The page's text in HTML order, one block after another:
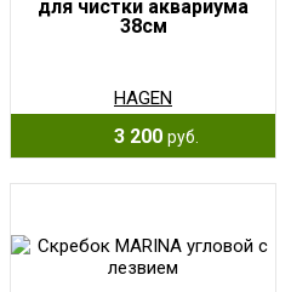
для чистки аквариума
38см
HAGEN
3 200 руб.